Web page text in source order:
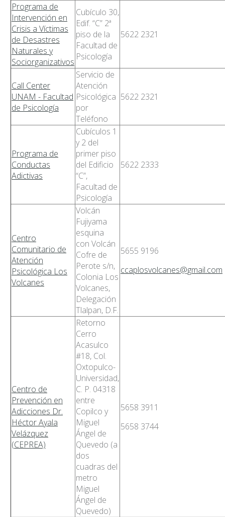
Programa de
Intervención en
Crisis a Víctimas
de Desastres
Naturales y
Sociorganizativos
Cubículo 30,
Edif. “C” 2ª
piso de la
Facultad de
Psicología
5622 2321
Call Center
UNAM - Facultad
de Psicología
Servicio de
Atención
Psicológica
por
Teléfono
5622 2321
Programa de
Conductas
Adictivas
Cubículos 1
y 2 del
primer piso
del Edificio
“C”,
Facultad de
Psicología
5622 2333
Centro
Comunitario de
Atención
Psicológica Los
Volcanes
Volcán
Fujiyama
esquina
con Volcán
Cofre de
Perote s/n,
Colonia Los
Volcanes,
Delegación
Tlalpan, D.F.
5655 9196
ccaplosvolcanes@gmail.com
Centro de
Prevención en
Adicciones Dr.
Héctor Ayala
Velázquez
(CEPREA)
Retorno
Cerro
Acasulco
#18, Col.
Oxtopulco-
Universidad,
C. P. 04318
entre
Copilco y
Miguel
Ángel de
Quevedo (a
dos
cuadras del
metro
Miguel
Ángel de
Quevedo)
5658 3911
5658 3744